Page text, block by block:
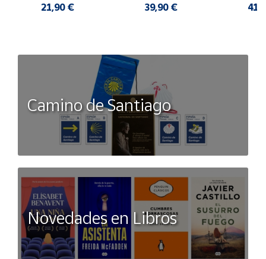
21,90 € 39,90 €
Camino de Santiago
Novedades en Libros